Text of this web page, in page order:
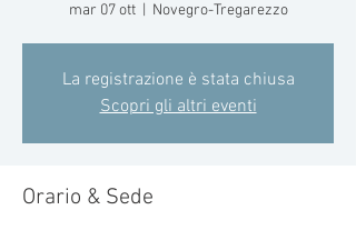
mar 07 ott
  |
Novegro-Tregarezzo
La registrazione è stata chiusa
Scopri gli altri eventi
Orario & Sede